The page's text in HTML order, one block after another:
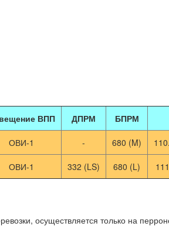
ВПП ДПРМ БПРМ
ОВИ-1 - 680 (M)
ОВИ-1 332 (LS) 680 (L)
осуществляется только на